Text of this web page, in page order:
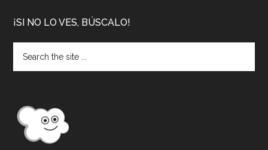
¡SI NO LO VES, BÚSCALO!
the